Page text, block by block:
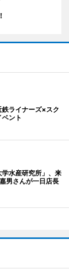
ライナーズ×スク
ント
水産研究所」、来
男さんが一日店長